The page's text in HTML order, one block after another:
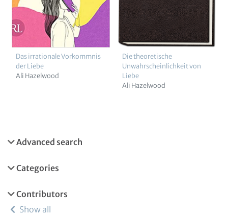
Das irrationale Vorkommnis
der Liebe
Ali Hazelwood
Die theoretische
Unwahrscheinlichkeit von
Liebe
Ali Hazelwood
Advanced search
Categories
Contributors
Show all